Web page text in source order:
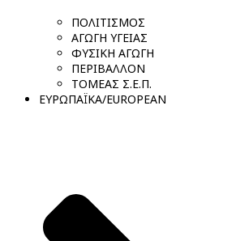
ΠΟΛΙΤΙΣΜΟΣ
ΑΓΩΓΗ ΥΓΕΙΑΣ
ΦΥΣΙΚΗ ΑΓΩΓΗ
ΠΕΡΙΒΑΛΛΟΝ
ΤΟΜΕΑΣ Σ.Ε.Π.
ΕΥΡΩΠΑΪΚΑ/EUROPEAN